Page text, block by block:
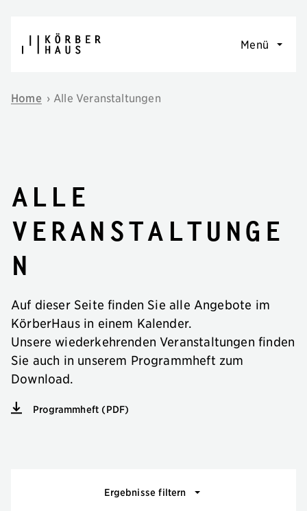
Menü
Home › Alle Veranstaltungen
Alle
Veranstaltunge
n
Auf dieser Seite finden Sie alle Angebote im
KörberHaus in einem Kalender.
Unsere wiederkehrenden Veranstaltungen finden
Sie auch in unserem Programmheft zum
Download.
Programmheft (PDF)
Ergebnisse filtern